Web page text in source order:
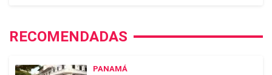
RECOMENDADAS
PANAMÁ